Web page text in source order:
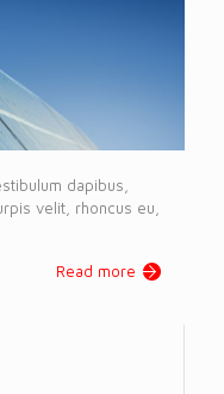
dapibus,
velit, rhoncus eu,
Read more